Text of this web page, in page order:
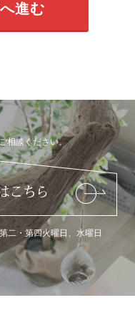
進む
相談ください。
・第四火曜日、水曜日